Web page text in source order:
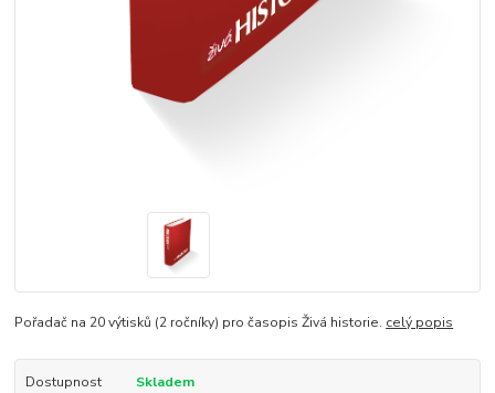
Pořadač na 20 výtisků (2 ročníky) pro časopis Živá historie. celý popis
Dostupnost Skladem